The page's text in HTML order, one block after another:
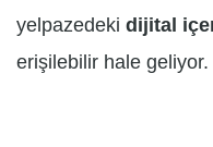
yelpazedeki dijital
erişilebilir hale geliyor.